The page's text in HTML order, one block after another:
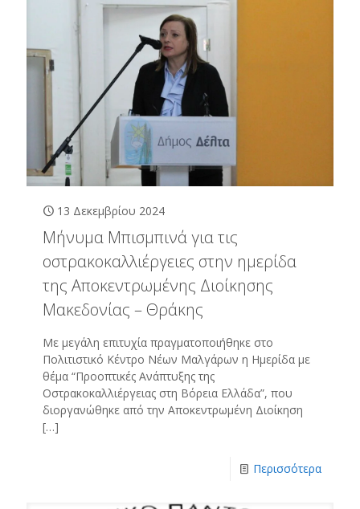
13 Δεκεμβρίου 2024
Μήνυμα Μπισμπινά για τις
οστρακοκαλλιέργειες στην ημερίδα
της Αποκεντρωμένης Διοίκησης
Μακεδονίας – Θράκης
Με μεγάλη επιτυχία πραγματοποιήθηκε στο
Πολιτιστικό Κέντρο Νέων Μαλγάρων η Ημερίδα με
θέμα “Προοπτικές Ανάπτυξης της
Οστρακοκαλλιέργειας στη Βόρεια Ελλάδα”, που
διοργανώθηκε από την Αποκεντρωμένη Διοίκηση
[…]
Περισσότερα